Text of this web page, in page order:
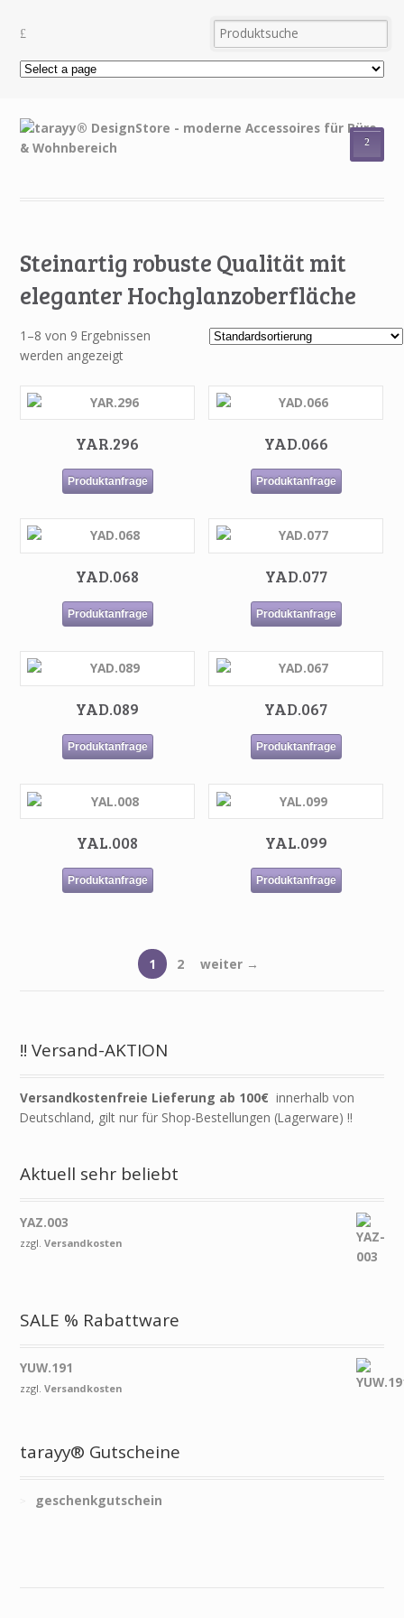
²
Steinartig robuste Qualität mit
eleganter Hochglanzoberfläche
1–8 von 9 Ergebnissen
werden angezeigt
YAR.296
Produktanfrage
YAD.066
Produktanfrage
YAD.068
Produktanfrage
YAD.077
Produktanfrage
YAD.089
Produktanfrage
YAD.067
Produktanfrage
YAL.008
Produktanfrage
YAL.099
Produktanfrage
1 2 weiter →
!! Versand-AKTION
Versandkostenfreie Lieferung ab 100€ innerhalb von
Deutschland, gilt nur für Shop-Bestellungen (Lagerware) !!
Aktuell sehr beliebt
YAZ.003
zzgl.Versandkosten
SALE % Rabattware
YUW.191
zzgl.Versandkosten
tarayy® Gutscheine
geschenkgutschein